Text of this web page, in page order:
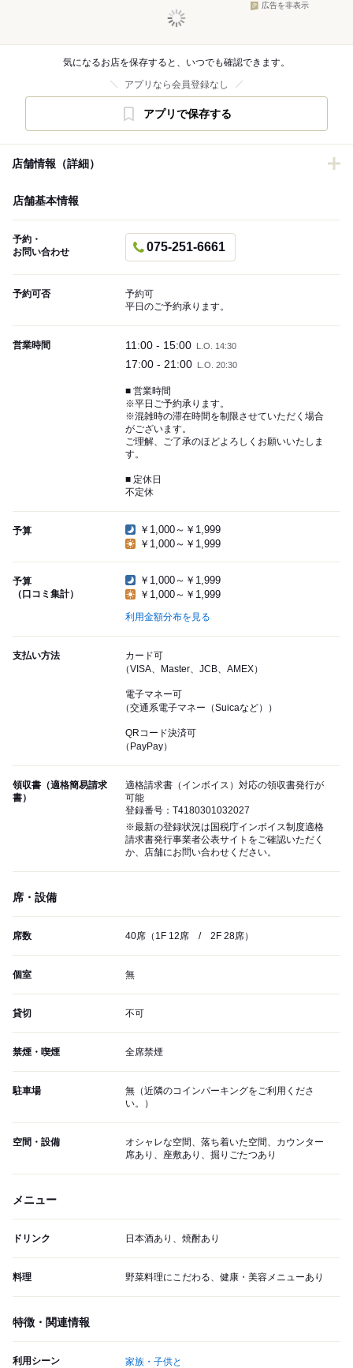
広告を非表示
気になるお店を保存すると、いつでも確認できます。
アプリなら会員登録なし
アプリで保存する
店舗情報（詳細）
店舗基本情報
予約・
お問い合わせ
075-251-6661
予約可否
予約可
平日のご予約承ります。
営業時間 11:00 - 15:00 L.O. 14:30
17:00 - 21:00 L.O. 20:30
■ 営業時間
※平日ご予約承ります。
※混雑時の滞在時間を制限させていただく場合
がございます。
ご理解、ご了承のほどよろしくお願いいたしま
す。
■ 定休日
不定休
予算
￥1,000～￥1,999
￥1,000～￥1,999
予算
（口コミ集計）
￥1,000～￥1,999
￥1,000～￥1,999
利用金額分布を見る
支払い方法
カード可
（VISA、Master、JCB、AMEX）
電子マネー可
（交通系電子マネー（Suicaなど））
QRコード決済可
（PayPay）
領収書（適格簡易請求
書）
適格請求書（インボイス）対応の領収書発行が
可能
登録番号：T4180301032027
※最新の登録状況は国税庁インボイス制度適格
請求書発行事業者公表サイトをご確認いただく
か、店舗にお問い合わせください。
席・設備
席数 40席（1F 12席 / 2F 28席）
個室 無
貸切 不可
禁煙・喫煙 全席禁煙
駐車場
無（近隣のコインパーキングをご利用くださ
い。）
空間・設備
オシャレな空間、落ち着いた空間、カウンター
席あり、座敷あり、掘りごたつあり
メニュー
ドリンク 日本酒あり、焼酎あり
料理 野菜料理にこだわる、健康・美容メニューあり
特徴・関連情報
利用シーン 家族・子供と